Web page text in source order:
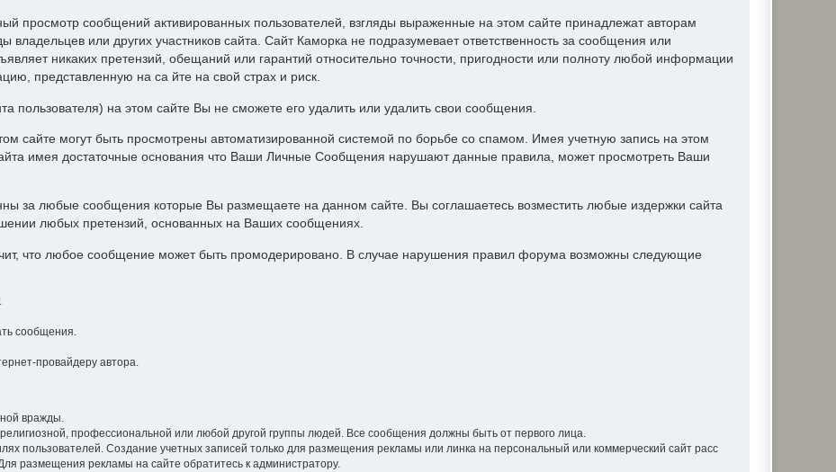
просмотр сообщений активированных пользователей, взгляды выраженные на этом сайте принадлежат авторам
владельцев или других участников сайта. Сайт Каморка не подразумевает ответственность за сообщения или
никаких претензий, обещаний или гарантий относительно точности, пригодности или полноту любой информации
представленную на са йте на свой страх и риск.
пользователя) на этом сайте Вы не сможете его удалить или удалить свои сообщения.
сайте могут быть просмотрены автоматизированной системой по борьбе со спамом. Имея учетную запись на этом
имея достаточные основания что Ваши Личные Сообщения нарушают данные правила, может просмотреть Ваши
за любые сообщения которые Вы размещаете на данном сайте. Вы соглашаетесь возместить любые издержки сайта
любых претензий, основанных на Ваших сообщениях.
что любое сообщение может быть промодерировано. В случае нарушения правил форума возможны следующие
сообщения.
провайдеру автора.
вражды.
профессиональной или любой другой группы людей. Все сообщения должны быть от первого лица.
пользователей. Создание учетных записей только для размещения рекламы или линка на персональный или коммерческий сайт расс
размещения рекламы на сайте обратитесь к администратору.